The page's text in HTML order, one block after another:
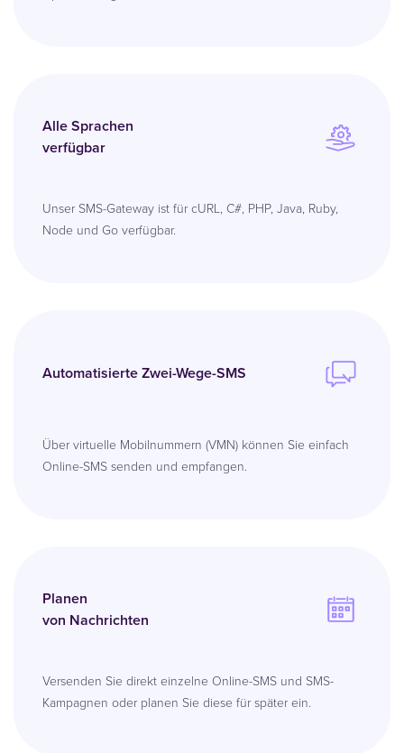
Alle Sprachen
verfügbar
Unser SMS-Gateway ist für cURL, C#, PHP, Java, Ruby,
Node und Go verfügbar.
Automatisierte Zwei-Wege-SMS
Über virtuelle Mobilnummern (VMN) können Sie einfach
Online-SMS senden und empfangen.
Planen
von Nachrichten
Versenden Sie direkt einzelne Online-SMS und SMS-
Kampagnen oder planen Sie diese für später ein.